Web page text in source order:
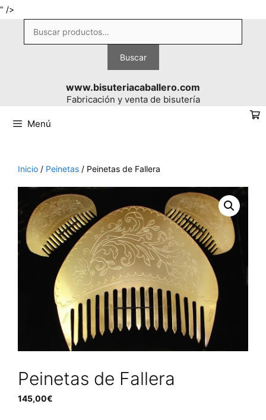
" />
contenido
Buscar
por:
Buscar
www.bisuteriacaballero.com
Fabricación y venta de bisutería
Menú
Inicio / Peinetas / Peinetas de Fallera
Peinetas de Fallera
145,00€